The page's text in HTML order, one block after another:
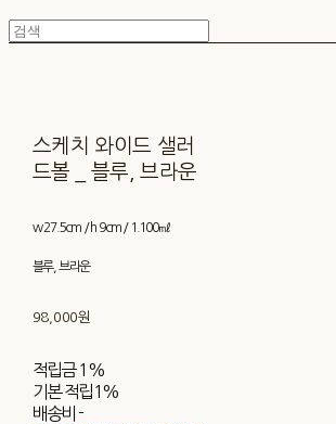
스케치 와이드 샐러
드볼 _ 블루, 브라운
w 27.5cm / h 9cm / 1.100㎖
블루, 브라운
98,000원
적립금 1%
기본 적립1%
배송비-